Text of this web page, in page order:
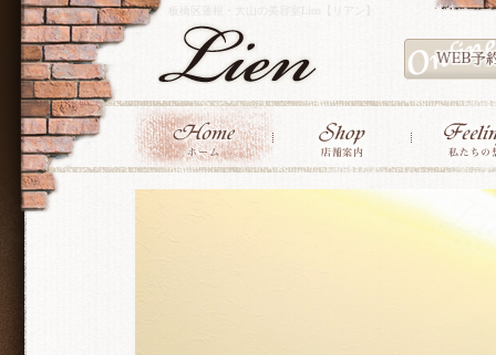
板橋区蓮根・大山の美容室Lien【リアン】